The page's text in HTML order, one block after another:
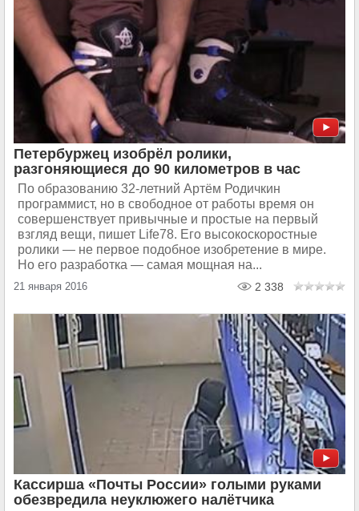
Петербуржец изобрёл ролики,
разгоняющиеся до 90 километров в час
По образованию 32-летний Артём Родичкин
программист, но в свободное от работы время он
совершенствует привычные и простые на первый
взгляд вещи, пишет Life78. Его высокоскоростные
ролики — не первое подобное изобретение в мире.
Но его разработка — самая мощная на...
21 января 2016 2 338
Кассирша «Почты России» голыми руками
обезвредила неуклюжего налётчика